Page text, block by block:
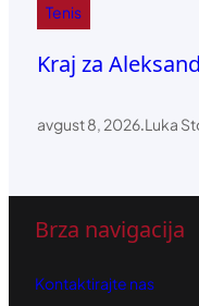
Tenis
Kraj za
avgust 8, 2026.Luka
Brza navigacija
Kontaktirajte nas